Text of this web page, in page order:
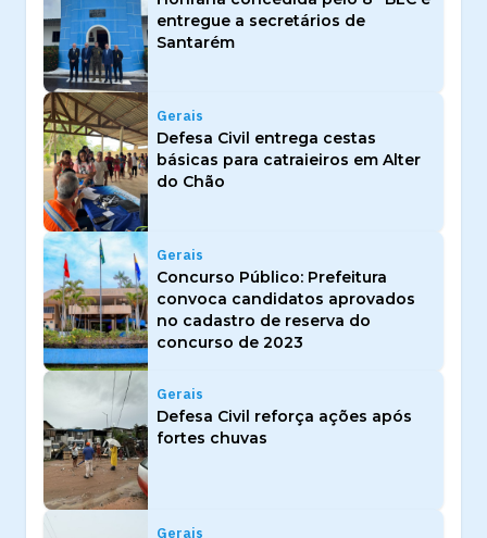
entregue a secretários de
Santarém
Gerais
Defesa Civil entrega cestas
básicas para catraieiros em Alter
do Chão
Gerais
Concurso Público: Prefeitura
convoca candidatos aprovados
no cadastro de reserva do
concurso de 2023
Gerais
Defesa Civil reforça ações após
fortes chuvas
Gerais